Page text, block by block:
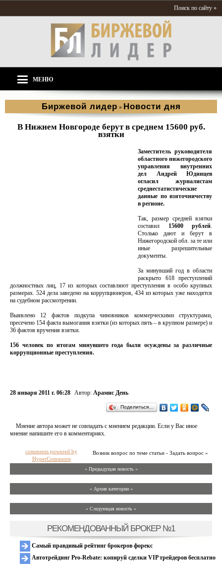
Поиск по сайту »
МЕНЮ
Биржевой лидер » Новости дня
В Нижнем Новгороде берут в среднем 15600 руб.
взятки
Заместитель руководителя
областного нижегородского
управления внутренних
дел Андрей Юдинцев
огласил журналистам
среднестатистические
данные по взяточничеству
в регионе.
Так, размер средней взятки
составил
15600 рублей.
Столько дают и берут в
Нижегородской обл. за те или
иные разрешительные
документы.
За минувший год в области
раскрыто 618 преступлений
должностных лиц, 17 из которых составляют преступления в особо крупных
размерах. 524 дела заведено на коррупционеров, 434 из которых уже находятся
на судебном рассмотрении.
Выявлено 12 фактов подкупа чиновников коммерческими структурами,
пресечено 154 факта вымогания взятки (из которых пять – в крупном размере) и
36 фактов вручения взятки.
156 человек по итогам минувшего года были осуждены за различные
коррупционные преступления.
28 января 2011 г. 06:28 Автор: Арамис День
Поделиться…
Мнение автора может не совпадать с мнением редакции. Если у Вас иное
мнение напишите его в комментариях.
Возник вопрос по теме статьи - Задать вопрос »
comments powered by
HyperComments
« Предыдущая новость «
» Архив категории «
» Следующая новость »
РЕКОМЕНДОВАННЫЙ БРОКЕР №1
Самый правдивый рейтинг брокеров форекс
Автотрейдинг Pro-Rebate: копируй сделки VIP трейдеров бесплатно